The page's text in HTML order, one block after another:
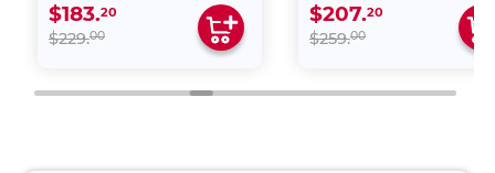
$183.20
$229.00
$207.20
$259.00